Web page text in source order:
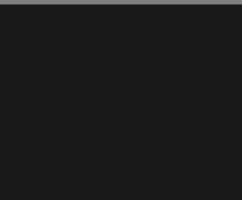
ventana)